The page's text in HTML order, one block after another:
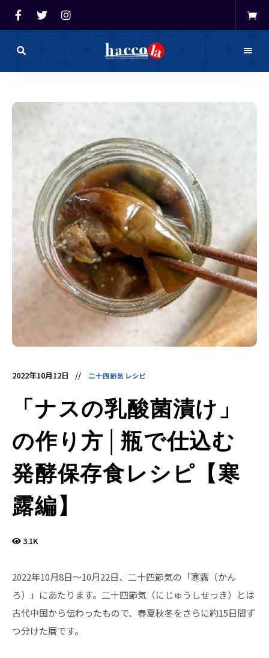
発酵ライ
む「ハッ
コラ」
は
イ
フ
を
楽
し
む
た
め
の
メ
デ
ィ
ア
で
す。
発
酵
食
品
の
レ
シ
ピ
や
ュ
を
お
け
し
ま
す。
日
ア
ジ
ア
の
と
知
っ
て
ら
2022年10月12日 二十四節気レシピ
「ナスの乳酸菌漬け」
の作り方│瓶で仕込む
発酵保存食レシピ【寒
露編】
3.1K
2022年10月8日～10月22日、二十四節気の「寒露（かん
ろ）」にあたります。二十四節気（にじゅうしせっき）とは
古代中国から伝わったもので、春夏秋冬をさらに約15日間ず
つ分けた暦です。